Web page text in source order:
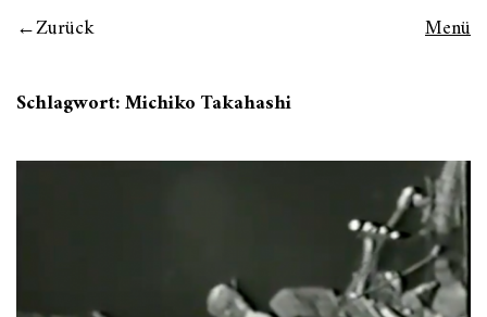
Zurück Menü
Schlagwort:Michiko Takahashi